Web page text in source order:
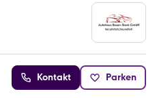
Kontakt Parken